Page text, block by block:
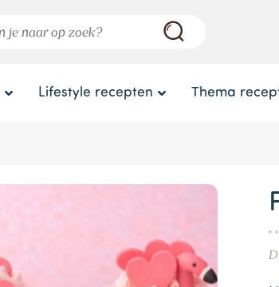
Lifestyle recepten Thema